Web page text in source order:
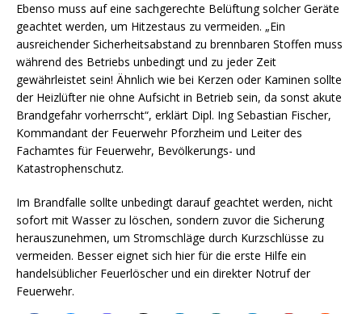
Ebenso muss auf eine sachgerechte Belüftung solcher Geräte
geachtet werden, um Hitzestaus zu vermeiden. „Ein
ausreichender Sicherheitsabstand zu brennbaren Stoffen muss
während des Betriebs unbedingt und zu jeder Zeit
gewährleistet sein! Ähnlich wie bei Kerzen oder Kaminen sollte
der Heizlüfter nie ohne Aufsicht in Betrieb sein, da sonst akute
Brandgefahr vorherrscht“, erklärt Dipl. Ing Sebastian Fischer,
Kommandant der Feuerwehr Pforzheim und Leiter des
Fachamtes für Feuerwehr, Bevölkerungs- und
Katastrophenschutz.
Im Brandfalle sollte unbedingt darauf geachtet werden, nicht
sofort mit Wasser zu löschen, sondern zuvor die Sicherung
herauszunehmen, um Stromschläge durch Kurzschlüsse zu
vermeiden. Besser eignet sich hier für die erste Hilfe ein
handelsüblicher Feuerlöscher und ein direkter Notruf der
Feuerwehr.